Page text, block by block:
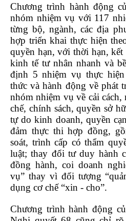
Chương trình hành động
nhóm nhiệm vụ với 117
từng bộ, ngành, các địa
hợp triển khai thực hiện
quyền hạn, với thời hạn, kết
kinh tế tư nhân nhanh và
định 5 nhiệm vụ thực
thức và hành động về phát
nhóm nhiệm vụ về cải cách,
chế, chính sách, quyền sở
tự do kinh doanh, quyền
đảm thực thi hợp đồng,
soát, trình cấp có thẩm
luật; thay đổi tư duy hành
đồng hành, coi doanh
vụ” thay vì đối tượng
dụng cơ chế “xin - cho”.
Chương trình hành động